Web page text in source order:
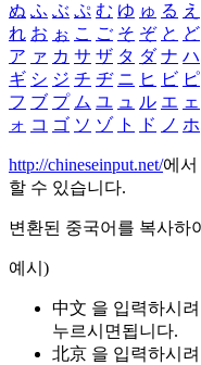
ぬ ふ ぶ ぷ む ゆ ゅ る え
れ お ぉ こ ご そ ぞ と ど
ア ァ カ サ ザ タ ダ ナ ハ
ギ シ ジ チ ヂ ニ ヒ ビ ピ
フ ブ プ ム ユ ュ ル エ ェ
ォ コ ゴ ソ ゾ ト ド ノ ホ
http://chineseinput.net/에서
할 수 있습니다.
변환된 중국어를 복사하
예시)
中文 을 입력하시
누르시면됩니다.
北京 을 입력하시